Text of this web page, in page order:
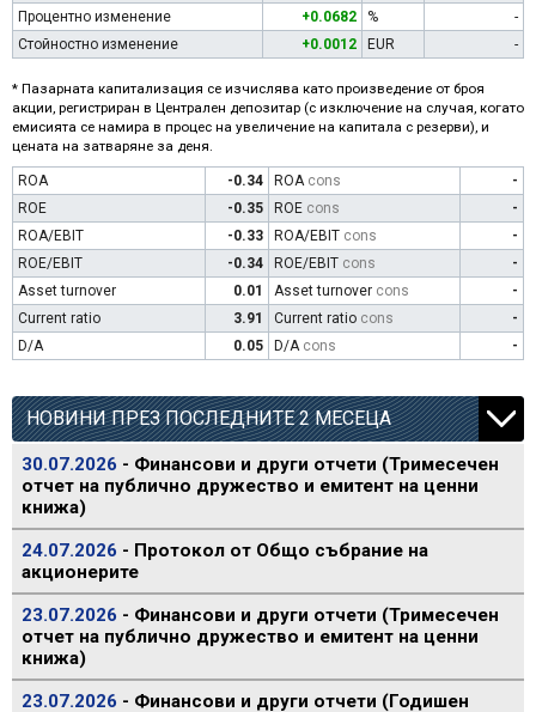
Процентно изменение
+0.0682 %
-
Стойностно изменение
+0.0012 EUR -
* Пазарната капитализация се изчислява като произведение от броя
акции, регистриран в Централен депозитар (с изключение на случая, когато
емисията се намира в процес на увеличение на капитала с резерви), и
цената на затваряне за деня.
ROA -0.34 ROA cons
-
ROE
-0.35 ROE cons
-
ROA/EBIT
-0.33 ROA/EBIT cons
-
ROE/EBIT
-0.34 ROE/EBIT cons
-
Asset turnover
0.01 Asset turnover cons
-
Current ratio
3.91 Current ratio cons
-
D/A
0.05 D/A cons -
НОВИНИ ПРЕЗ ПОСЛЕДНИТЕ 2 МЕСЕЦА
30.07.2026 - Финансови и други отчети (Тримесечен
отчет на публично дружество и емитент на ценни
книжа)
24.07.2026 - Протокол от Общо събрание на
акционерите
23.07.2026 - Финансови и други отчети (Тримесечен
отчет на публично дружество и емитент на ценни
книжа)
23.07.2026 - Финансови и други отчети (Годишен